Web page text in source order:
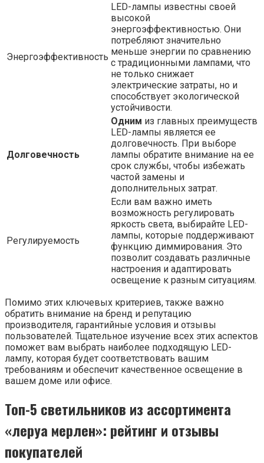
Энергоэффективность
LED-лампы известны своей
высокой
энергоэффективностью. Они
потребляют значительно
меньше энергии по сравнению
с традиционными лампами, что
не только снижает
электрические затраты, но и
способствует экологической
устойчивости.
Долговечность
Одним из главных преимуществ
LED-лампы является ее
долговечность. При выборе
лампы обратите внимание на ее
срок службы, чтобы избежать
частой замены и
дополнительных затрат.
Регулируемость
Если вам важно иметь
возможность регулировать
яркость света, выбирайте LED-
лампы, которые поддерживают
функцию диммирования. Это
позволит создавать различные
настроения и адаптировать
освещение к разным ситуациям.
Помимо этих ключевых критериев, также важно
обратить внимание на бренд и репутацию
производителя, гарантийные условия и отзывы
пользователей. Тщательное изучение всех этих аспектов
поможет вам выбрать наиболее подходящую LED-
лампу, которая будет соответствовать вашим
требованиям и обеспечит качественное освещение в
вашем доме или офисе.
Топ-5 светильников из ассортимента
«леруа мерлен»: рейтинг и отзывы
покупателей